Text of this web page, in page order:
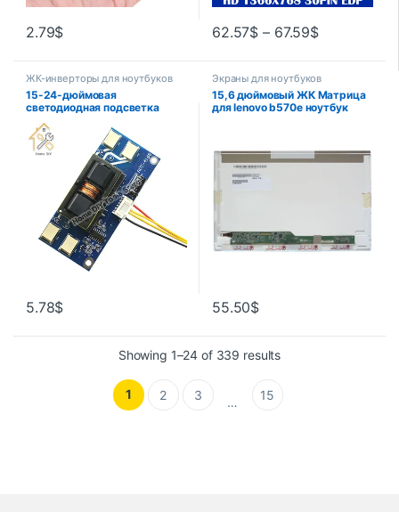
2.79$ 62.57$ – 67.59$
ЖК-инверторы для ноутбуков
15-24-дюймовая
светодиодная подсветка
плата драйвера постоянного
тока 4 CCFL Лампа
Подсветка Универсальный
ноутбук ЖК-инвертор
5.78$
Экраны для ноутбуков
15,6 дюймовый ЖК Матрица
для lenovo b570e ноутбук
55.50$
Showing 1–24 of 339 results
1 2 3 … 15